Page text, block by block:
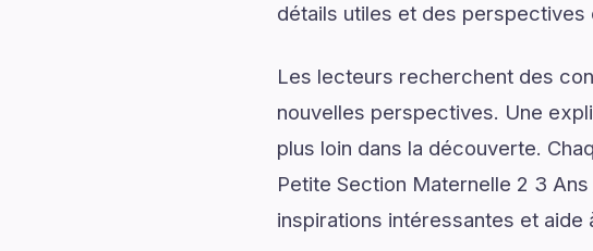
détails utiles et des perspectives
Les lecteurs recherchent des
nouvelles perspectives. Une
plus loin dans la découverte.
Petite Section Maternelle 2 3
inspirations intéressantes et